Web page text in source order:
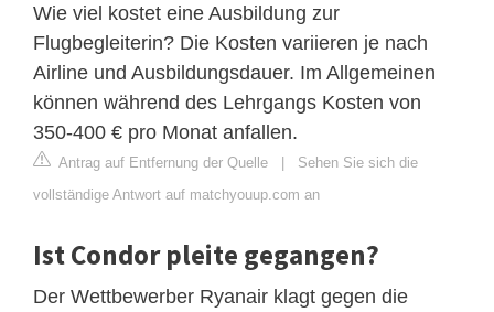
Wie viel kostet eine Ausbildung zur
Flugbegleiterin? Die Kosten variieren je nach
Airline und Ausbildungsdauer. Im Allgemeinen
können während des Lehrgangs Kosten von
350-400 € pro Monat anfallen.
Antrag auf Entfernung der Quelle | Sehen Sie sich die
vollständige Antwort auf matchyouup.com an
Ist Condor pleite gegangen?
Der Wettbewerber Ryanair klagt gegen die